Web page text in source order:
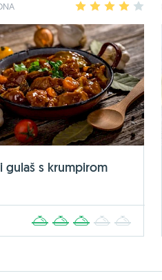
2 3 4
gulaš s krumpirom
2 3 4